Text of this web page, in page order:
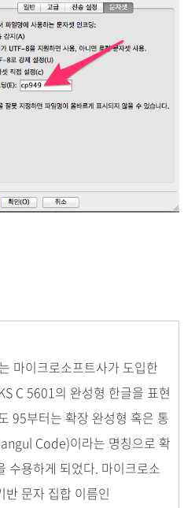
마이크로소프트사가 도입한
C 5601의 완성형 한글을 표현
95부터는 확장 완성형 혹은 통
Code)이라는 명칭으로 확
수용하게 되었다. 마이크로소
반 문자 집합 이름인